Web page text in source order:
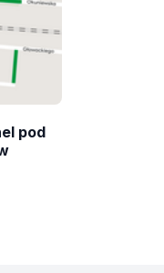
pod